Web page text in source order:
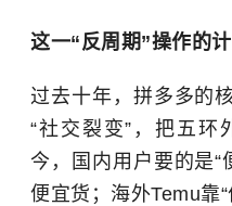
这一“反周期”操作的
过去十年，拼多多的
“社交裂变”，把五环
今，国内用户要的是“
便宜货；海外Temu靠